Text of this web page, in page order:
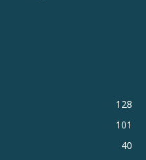
128
101
40